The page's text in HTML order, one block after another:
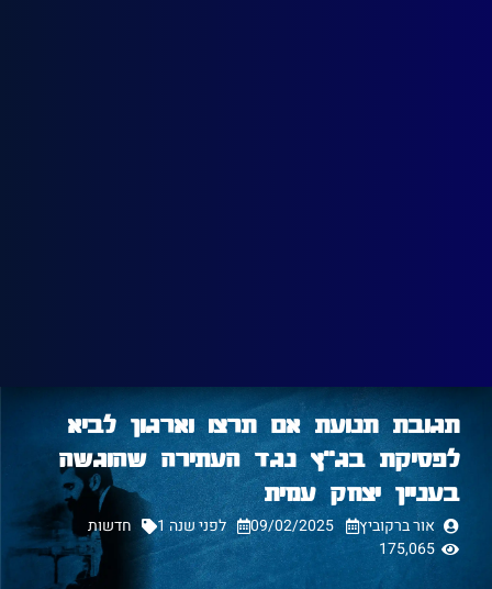
תגובת תנועת אם תרצו וארגון לביא
לפסיקת בג"ץ נגד העתירה שהוגשה
בעניין יצחק עמית
אור ברקוביץ 09/02/2025 לפני שנה 1
חדשות
175,065